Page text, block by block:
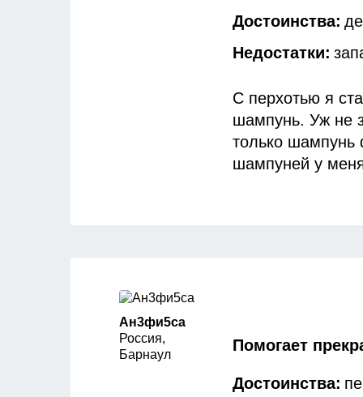
До этого я
цвета, очень
ПРОМЫВАЕТ
расходуются.
Достоинства:
Недостатки:
С перхотью я
шампунь. Уж не
только шампунь
шампуней у
В состав этого
Ан3фи5са
Россия,
Барнаул
Помогает
Достоинства: